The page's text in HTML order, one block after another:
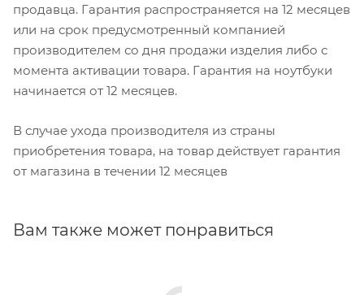
продавца. Гарантия распространяется на 12 месяцев
или на срок предусмотренный компанией
производителем со дня продажи изделия либо с
момента активации товара. Гарантия на ноутбуки
начинается от 12 месяцев.
В случае ухода производителя из страны
приобретения товара, на товар действует гарантия
от магазина в течении 12 месяцев
Вам также может понравиться